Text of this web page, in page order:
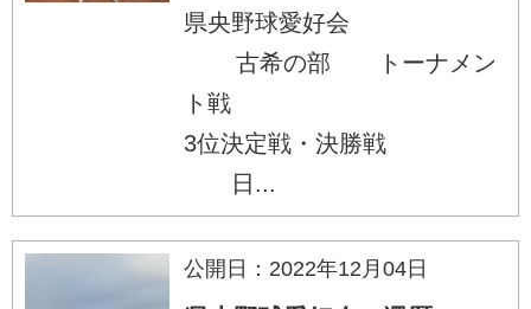
県央野球愛好会
古希の部 トーナメン
ト戦
3位決定戦・決勝戦
日...
公開日：2022年12月04日